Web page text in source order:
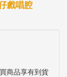
戲唱腔
商品享有到貨